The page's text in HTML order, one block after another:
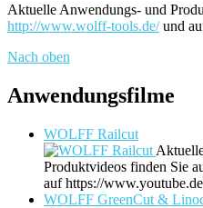
Aktuelle Anwendungs- und
http://www.wolff-tools.de/und
Nach oben
Anwendungsfilme
WOLFF Railcut
Produktvideos finden Sie
auf https://www.youtube.de
WOLFF GreenCut &